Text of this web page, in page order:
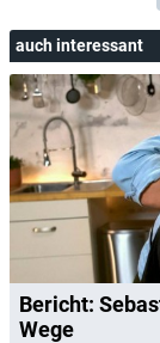
auch interessant
Bericht:
Wege